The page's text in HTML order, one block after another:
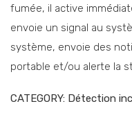
fumée, il active
envoie un signal au
système, envoie des
portable et/ou alerte la
CATEGORY: Détection